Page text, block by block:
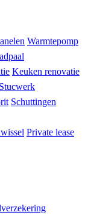
Warmtepomp
Keuken renovatie
Stucwerk
Schuttingen
Private lease